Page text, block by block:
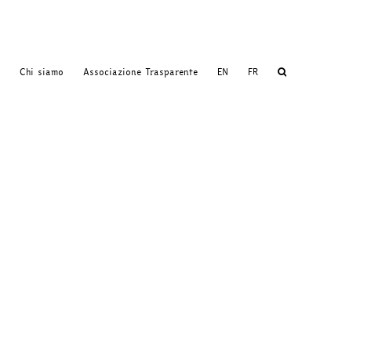
Chi siamo Associazione Trasparente EN FR